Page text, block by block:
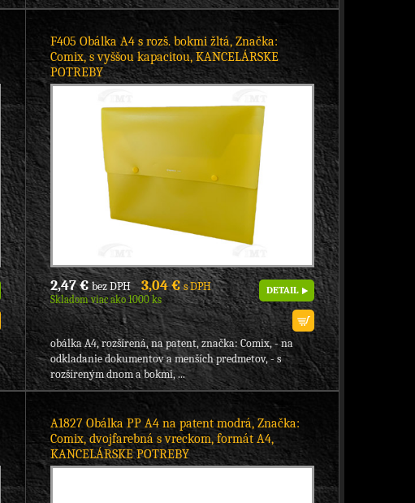
F405 Obálka A4 s rozš. bokmi žltá, Značka:
Comix, s vyššou kapacitou, KANCELÁRSKE
POTREBY
2,47 €bez DPH 3,04 €s DPH
Skladom viac ako 1000 ks
DETAIL
obálka A4, rozšírená, na patent, značka: Comix, - na
odkladanie dokumentov a menších predmetov, - s
rozšíreným dnom a bokmi, ...
A1827 Obálka PP A4 na patent modrá, Značka:
Comix, dvojfarebná s vreckom, formát A4,
KANCELÁRSKE POTREBY